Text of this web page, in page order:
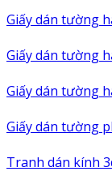
Giấy dán tường
Giấy dán tường
Giấy dán tường
Giấy dán tường
Tranh dán kính